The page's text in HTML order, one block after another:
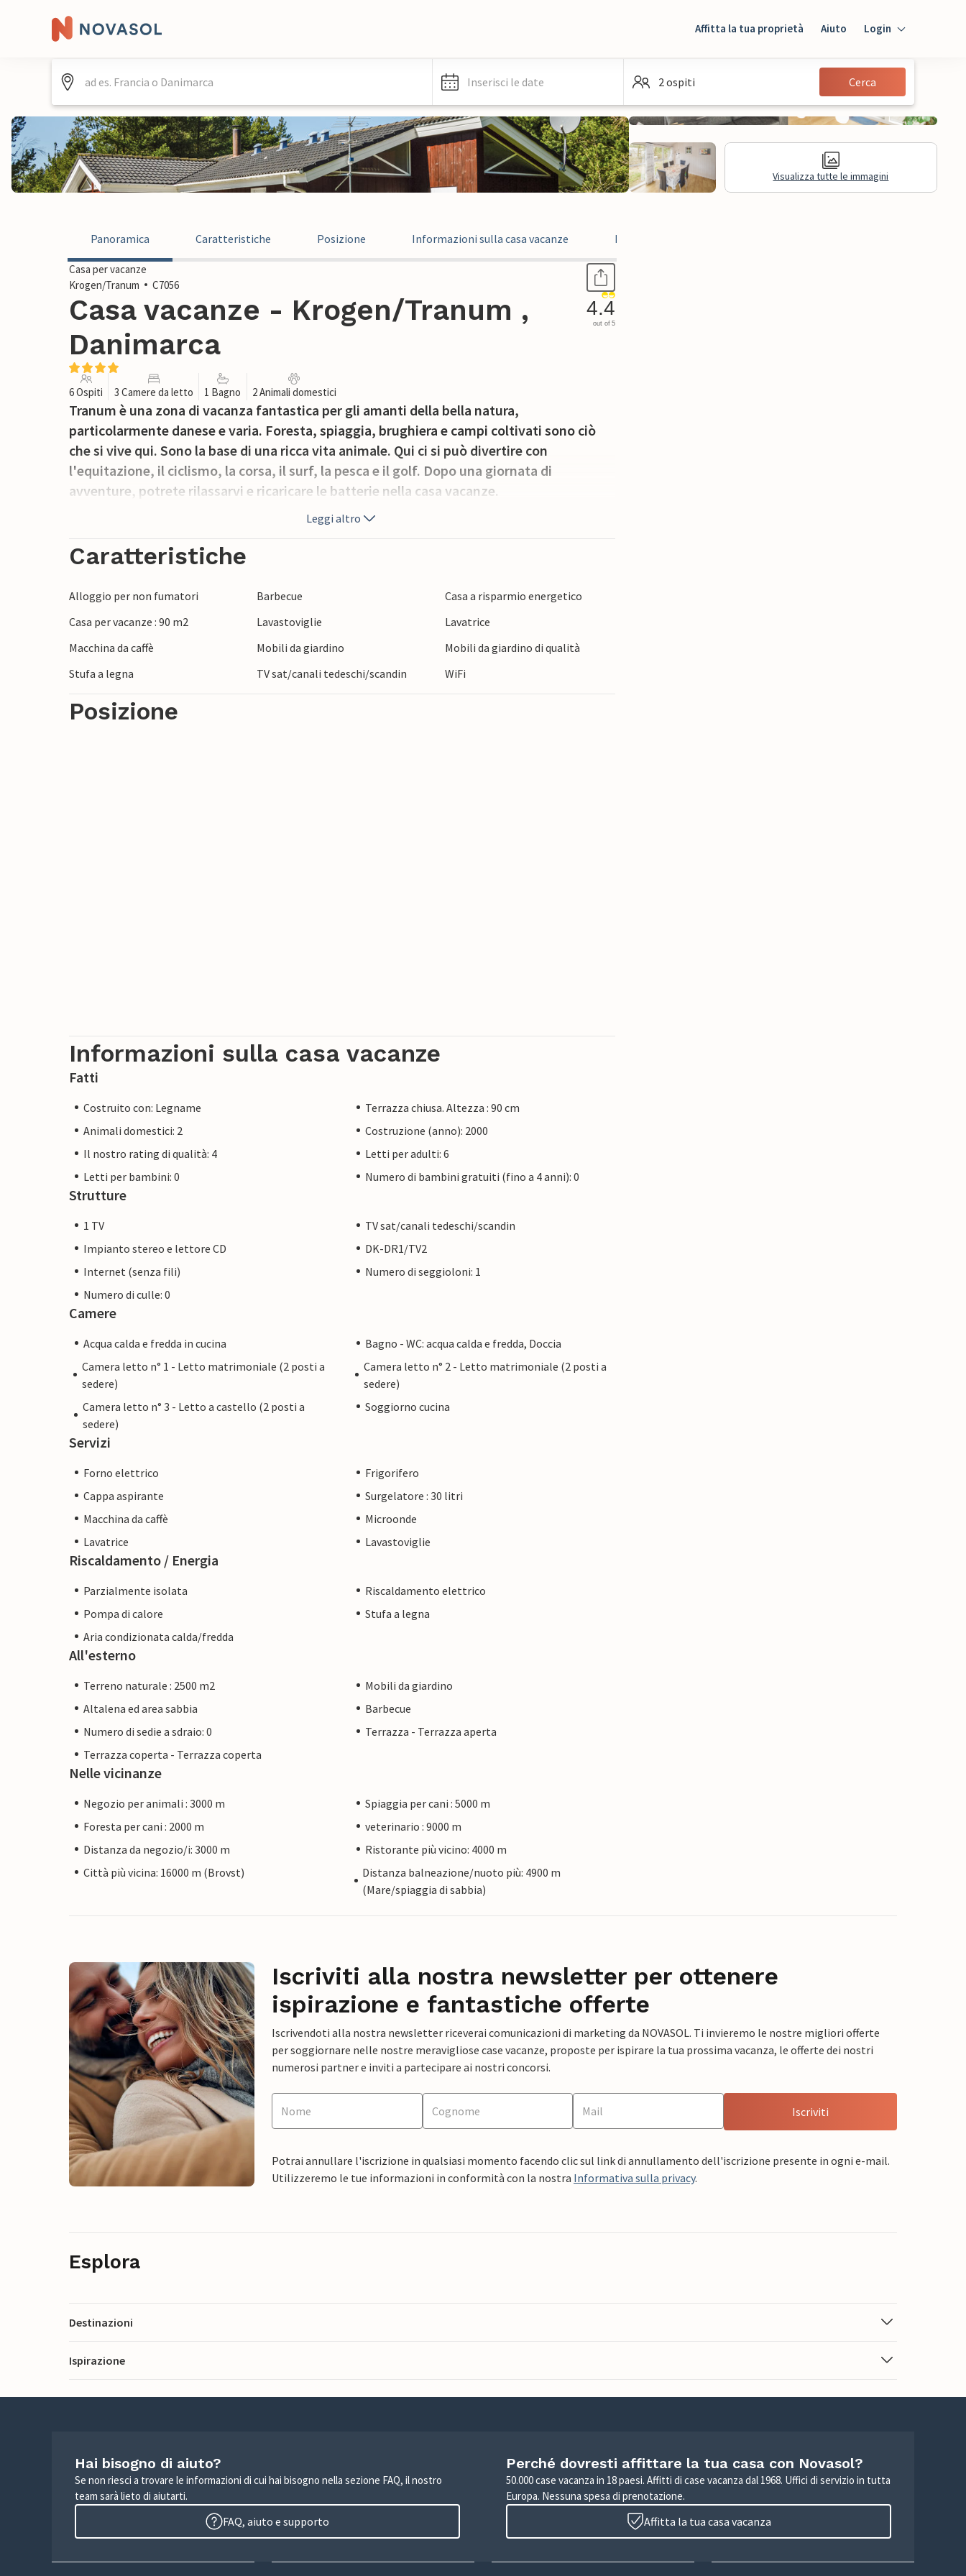
Affitta la tua proprietà Aiuto Login
Ospiti
Inserisci le date 2 ospiti Cerca
Visualizza tutte le immagini
Panoramica Caratteristiche Posizione Informazioni sulla casa vacanze Recensioni
Casa per vacanze
Krogen/Tranum
C7056
Casa vacanze - Krogen/Tranum ,
Danimarca
4.4
out of 5
6 Ospiti 3 Camere da letto 1 Bagno 2 Animali domestici
Tranum è una zona di vacanza fantastica per gli amanti della bella natura,
particolarmente danese e varia. Foresta, spiaggia, brughiera e campi coltivati sono ciò
che si vive qui. Sono la base di una ricca vita animale. Qui ci si può divertire con
l'equitazione, il ciclismo, la corsa, il surf, la pesca e il golf. Dopo una giornata di
avventure, potrete rilassarvi e ricaricare le batterie nella casa vacanze.
Leggi altro
Caratteristiche
Alloggio per non fumatori Barbecue
Casa a risparmio energetico
Casa per vacanze : 90 m2
Lavastoviglie
Lavatrice
Macchina da caffè
Mobili da giardino
Mobili da giardino di qualità
Stufa a legna
TV sat/canali tedeschi/scandin WiFi
Posizione
Informazioni sulla casa vacanze
Fatti
Costruito con: Legname
Terrazza chiusa. Altezza : 90 cm
Animali domestici: 2
Costruzione (anno): 2000
Il nostro rating di qualità: 4
Letti per adulti: 6
Letti per bambini: 0
Numero di bambini gratuiti (fino a 4 anni): 0
Strutture
1 TV
TV sat/canali tedeschi/scandin
Impianto stereo e lettore CD
DK-DR1/TV2
Internet (senza fili)
Numero di seggioloni: 1
Numero di culle: 0
Camere
Acqua calda e fredda in cucina
Bagno - WC: acqua calda e fredda, Doccia
Camera letto n° 1 - Letto matrimoniale (2 posti a
sedere)
Camera letto n° 2 - Letto matrimoniale (2 posti a
sedere)
Camera letto n° 3 - Letto a castello (2 posti a
sedere)
Soggiorno cucina
Servizi
Forno elettrico
Frigorifero
Cappa aspirante
Surgelatore : 30 litri
Macchina da caffè
Microonde
Lavatrice
Lavastoviglie
Riscaldamento / Energia
Parzialmente isolata
Riscaldamento elettrico
Pompa di calore
Stufa a legna
Aria condizionata calda/fredda
All'esterno
Terreno naturale : 2500 m2
Mobili da giardino
Altalena ed area sabbia
Barbecue
Numero di sedie a sdraio: 0
Terrazza - Terrazza aperta
Terrazza coperta - Terrazza coperta
Nelle vicinanze
Negozio per animali : 3000 m
Spiaggia per cani : 5000 m
Foresta per cani : 2000 m
veterinario : 9000 m
Distanza da negozio/i: 3000 m
Ristorante più vicino: 4000 m
Città più vicina: 16000 m (Brovst)
Distanza balneazione/nuoto più: 4900 m
(Mare/spiaggia di sabbia)
Iscriviti alla nostra newsletter per ottenere
ispirazione e fantastiche offerte
Iscrivendoti alla nostra newsletter riceverai comunicazioni di marketing da NOVASOL. Ti invieremo le nostre migliori offerte
per soggiornare nelle nostre meravigliose case vacanze, proposte per ispirare la tua prossima vacanza, le offerte dei nostri
numerosi partner e inviti a partecipare ai nostri concorsi.
Iscriviti
Potrai annullare l'iscrizione in qualsiasi momento facendo clic sul link di annullamento dell'iscrizione presente in ogni e-mail.
Utilizzeremo le tue informazioni in conformità con la nostra Informativa sulla privacy.
Esplora
Destinazioni
Ispirazione
Hai bisogno di aiuto?
Se non riesci a trovare le informazioni di cui hai bisogno nella sezione FAQ, il nostro
team sarà lieto di aiutarti.
FAQ, aiuto e supporto
Perché dovresti affittare la tua casa con Novasol?
50.000 case vacanza in 18 paesi. Affitti di case vacanza dal 1968. Uffici di servizio in tutta
Europa. Nessuna spesa di prenotazione.
Affitta la tua casa vacanza